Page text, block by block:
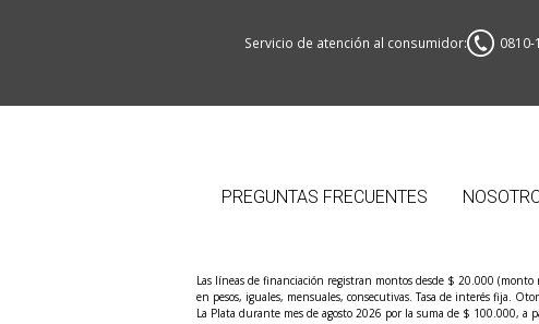
Servicio de atención al consumidor: 0810-
PREGUNTAS FRECUENTES
Las líneas de financiación registran montos desde $ 20.000
en pesos, iguales, mensuales, consecutivas. Tasa de interés fija.
La Plata durante mes de agosto 2026 por la suma de $ 100.000,